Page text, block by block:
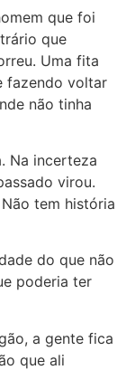
que foi
que
Uma fita
fazendo voltar
não tinha
Na incerteza
virou.
tem história
do que não
poderia ter
a gente fica
que ali